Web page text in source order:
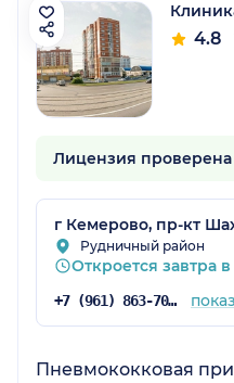
обл.)
4.8
Лицензия проверена
г Кемерово, пр-кт
Рудничный район
Откроется завтра
+7 (961) 863-70-40
Пневмококковая